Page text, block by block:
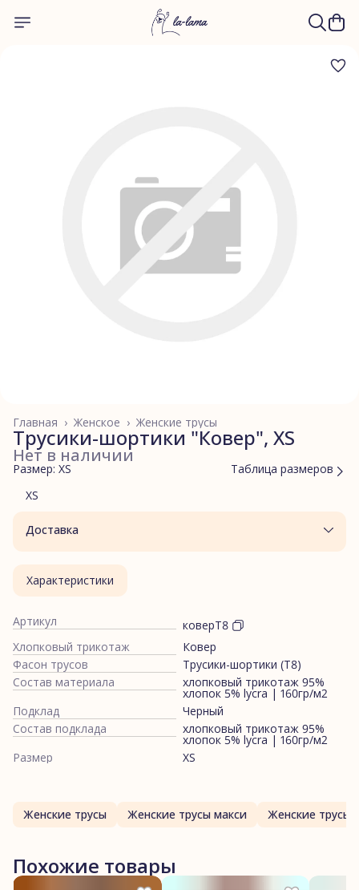
Женские трусы
Женское ›
Главная ›
Трусики-шортики "Ковер", XS
Нет в наличии
Размер: XS
Таблица размеров
XS
Доставка
Характеристики
Артикул
коверТ8
Хлопковый трикотаж
Ковер
Фасон трусов
Трусики-шортики (Т8)
Состав материала
хлопковый трикотаж 95%
хлопок 5% lycra | 160гр/м2
Подклад
Черный
Состав подклада
хлопковый трикотаж 95%
хлопок 5% lycra | 160гр/м2
Размер
XS
Женские трусы Женские трусы макси Женские трусы
Похожие товары